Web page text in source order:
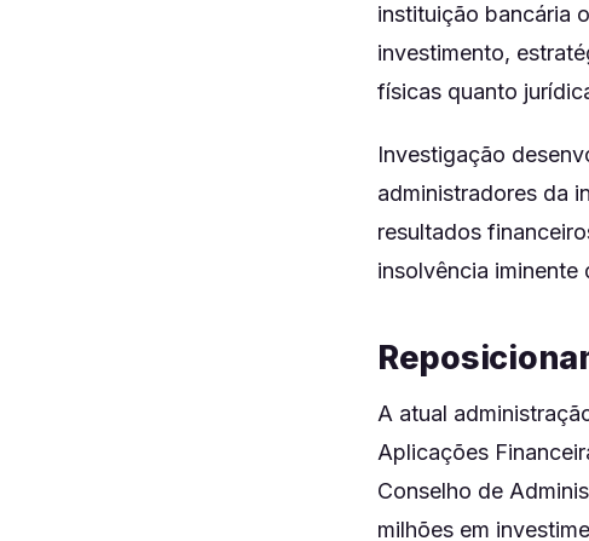
instituição bancária
investimento,
físicas quanto
Investigação
administradores da
resultados
insolvência iminente
A atual
Aplicações
Conselho de
milhões em